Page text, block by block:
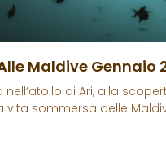
Maldive Gennaio
nell’atollo di Ari, alla
vita sommersa delle